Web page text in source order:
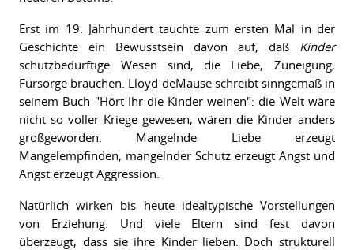
Erst im 19. Jahrhundert tauchte zum ersten Mal in der
Geschichte ein Bewusstsein davon auf, daß Kinder
schutzbedürftige Wesen sind, die Liebe, Zuneigung,
Fürsorge brauchen. Lloyd deMause schreibt sinngemäß in
seinem Buch "Hört Ihr die Kinder weinen": die Welt wäre
nicht so voller Kriege gewesen, wären die Kinder anders
großgeworden. Mangelnde Liebe erzeugt
Mangelempfinden, mangelnder Schutz erzeugt Angst und
Angst erzeugt Aggression.
Natürlich wirken bis heute idealtypische Vorstellungen
von Erziehung. Und viele Eltern sind fest davon
überzeugt, dass sie ihre Kinder lieben. Doch strukturell